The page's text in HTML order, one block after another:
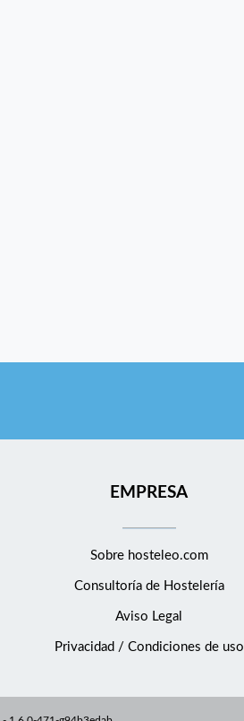
EMPRESA
Sobre hosteleo.com
Consultoría de Hostelería
Aviso Legal
Privacidad / Condiciones de uso